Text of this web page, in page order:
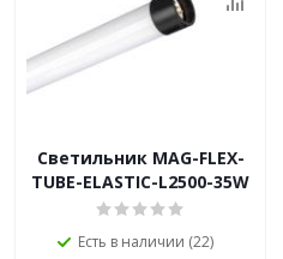
Светильник MAG-FLEX-
TUBE-ELASTIC-L2500-35W
Есть в наличии (22)